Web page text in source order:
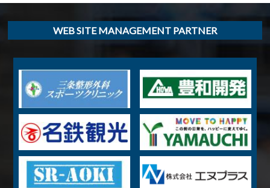
WEB SITE MANAGEMENT PARTNER